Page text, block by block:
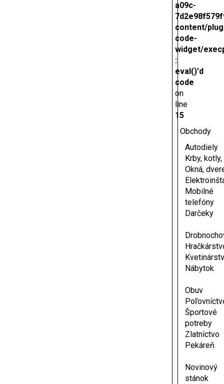
a09c-
content/
code-
widget/
:
eval()'d
code
on
line
15
Obchody
Autodiely
Krby,
Okná,
Mobilné
telefóny
Darčeky
Nábytok
Obuv
Športové
potreby
Zlatníctvo
Pekáreň
Novinový
stánok